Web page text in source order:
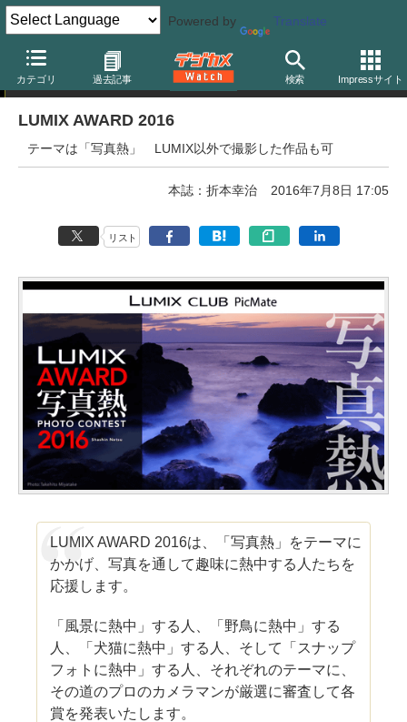
Powered by Translate
カテゴリ 過去記事 検索 Impressサイト
フォトコンテスト
LUMIX AWARD 2016
テーマは「写真熱」 LUMIX以外で撮影した作品も可
本誌：折本幸治 2016年7月8日 17:05
リスト
LUMIX AWARD 2016は、「写真熱」をテーマに
かかげ、写真を通して趣味に熱中する人たちを
応援します。
「風景に熱中」する人、「野鳥に熱中」する
人、「犬猫に熱中」する人、そして「スナップ
フォトに熱中」する人、それぞれのテーマに、
その道のプロのカメラマンが厳選に審査して各
賞を発表いたします。